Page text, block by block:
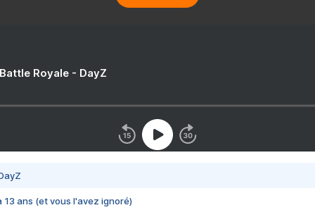
Royale - DayZ
13 ans (et vous l'avez ignoré)